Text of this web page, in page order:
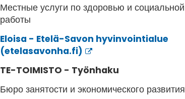
Местные услуги по здоровью и социальной
работы
Eloisa - Etelä-Savon hyvinvointialue
(etelasavonha.fi)
TE-TOIMISTO - Työnhaku
Бюро занятости и экономического развития